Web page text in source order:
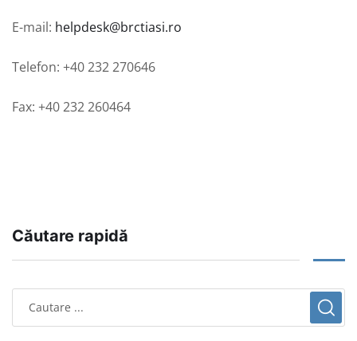
E-mail: helpdesk@brctiasi.ro
Telefon: +40 232 270646
Fax: +40 232 260464
Căutare rapidă